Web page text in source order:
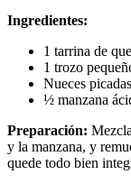
Ingredientes:
1 tarrina de
1 trozo
Nueces picadas
½ manzana
Preparación:
y la manzana, y
quede todo bien